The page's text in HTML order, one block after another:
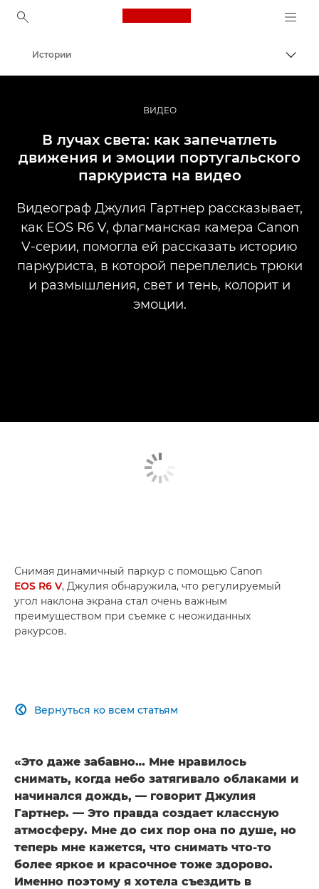
Canon Logo, back to
Профессиональная фото- и видеосъемка
Истории
ВИДЕО
В лучах света: как запечатлеть
движения и эмоции португальского
паркуриста на видео
Видеограф Джулия Гартнер рассказывает,
как EOS R6 V, флагманская камера Canon
V-серии, помогла ей рассказать историю
паркуриста, в которой переплелись трюки
и размышления, свет и тень, колорит и
эмоции.
Снимая динамичный паркур с помощью Canon
EOS R6 V, Джулия обнаружила, что регулируемый
угол наклона экрана стал очень важным
преимуществом при съемке с неожиданных
ракурсов.
Вернуться ко всем статьям

«Это даже забавно… Мне нравилось
снимать, когда небо затягивало облаками и
начинался дождь, — говорит Джулия
Гартнер. — Это правда создает классную
атмосферу. Мне до сих пор она по душе, но
теперь мне кажется, что снимать что-то
более яркое и красочное тоже здорово.
Именно поэтому я хотела съездить в